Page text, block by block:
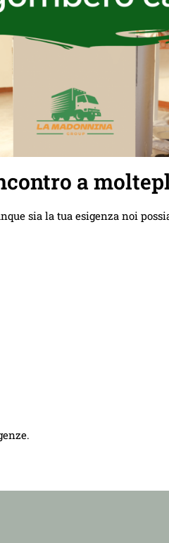
a
sia la tua esigenza noi